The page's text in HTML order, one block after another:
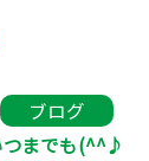
ブログ
つまでも(^^♪